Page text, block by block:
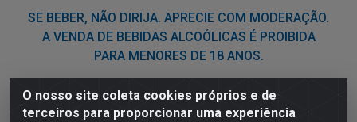
O nosso site coleta cookies próprios e de
terceiros para proporcionar uma experiência
SE BEBER, NÃO DIRIJA. APRECIE COM MODERAÇÃO.
A VENDA DE BEBIDAS ALCOÓLICAS É PROIBIDA
PARA MENORES DE 18 ANOS.
Nordil Distribuidora - Avenida Liberdade, 2738, Bloco F -